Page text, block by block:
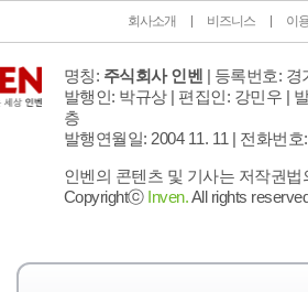
회사소개 비즈니스 이
명칭: 주식회사 인벤 | 등록번호: 경
발행인: 박규상 | 편집인: 강민우 |
층
발행연월일: 2004 11. 11 | 전화번호
인벤의 콘텐츠 및 기사는 저작권
Copyrightⓒ Inven.All rights